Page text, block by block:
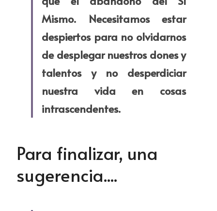
Mismo. Necesitamos estar
despiertos para no olvidarnos
de desplegar nuestros dones y
talentos y no desperdiciar
nuestra vida en cosas
intrascendentes.
Para finalizar, una
sugerencia....